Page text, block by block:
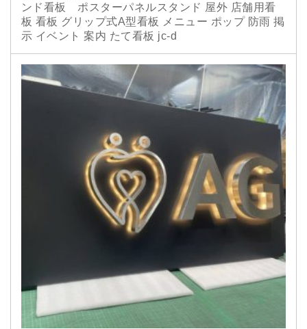
ンド看板 ポスターパネルスタンド 屋外 店舗用看
板 看板 グリップ式A型看板 メニュー ポップ 防雨 掲
示 イベント 案内 たて看板 jc-d